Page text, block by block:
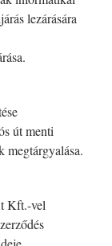
lezárására
út menti
megtárgyalása.
Kft.-vel